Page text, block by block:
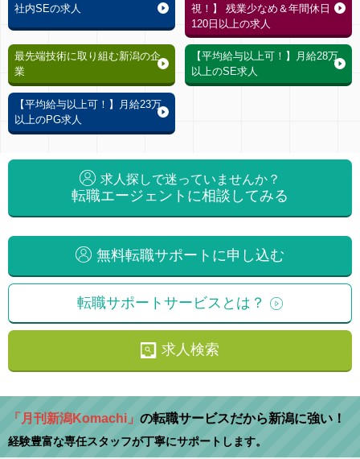
社内SEの求人
視！】 残業少なめ＆年間休日
120日以上の求人
最先端技術に取り組む新潟の企
業
【平均給与以上可！】月給28万
以上のSE求人
【平均給与以上可！】月給23万
以上のPG求人
求人探しで迷っていませんか？
転職エージェントに相談してみる
無料転職サポートに申し込む
転職サポートサービスとは？
求人検索
「月刊新潟Komachi」 の転職サービスだから新潟に強い！
経験豊富な専任スタッフが丁寧にサポートします。